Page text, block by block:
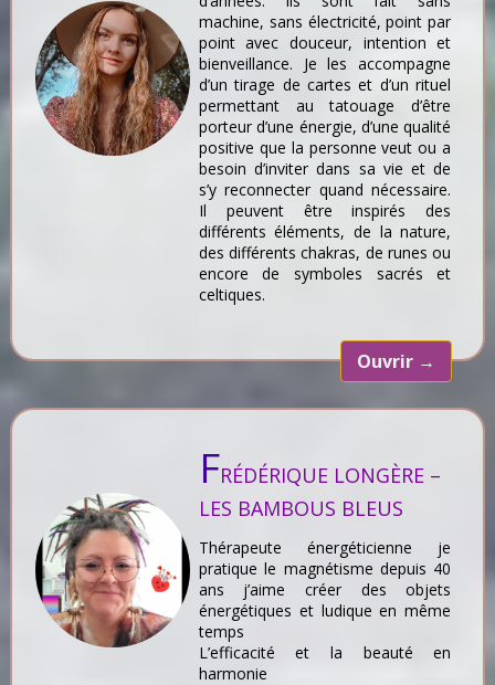
machine, sans électricité, point par
point avec douceur, intention et
bienveillance. Je les accompagne
d’un tirage de cartes et d’un rituel
permettant au tatouage d’être
porteur d’une énergie, d’une qualité
positive que la personne veut ou a
besoin d’inviter dans sa vie et de
s’y reconnecter quand nécessaire.
Il peuvent être inspirés des
différents éléments, de la nature,
des différents chakras, de runes ou
encore de symboles sacrés et
celtiques.
Ouvrir →
FRÉDÉRIQUE LONGÈRE –
LES BAMBOUS BLEUS
Thérapeute énergéticienne je
pratique le magnétisme depuis 40
ans j’aime créer des objets
énergétiques et ludique en même
temps
L’efficacité et la beauté en
harmonie